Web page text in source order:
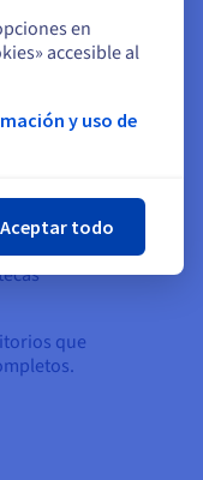
código pre-
sin
que
en
accesible al
y uso de
Aceptar todo